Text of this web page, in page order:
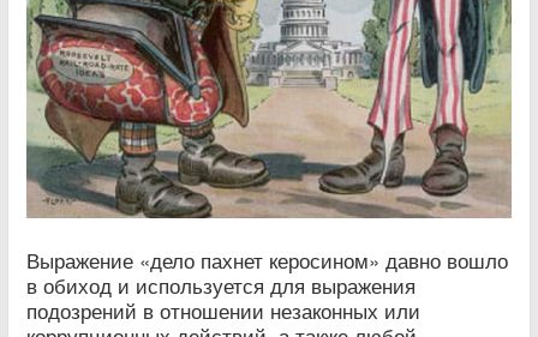
Выражение «дело пахнет керосином» давно вошло
в обиход и используется для выражения
подозрений в отношении незаконных или